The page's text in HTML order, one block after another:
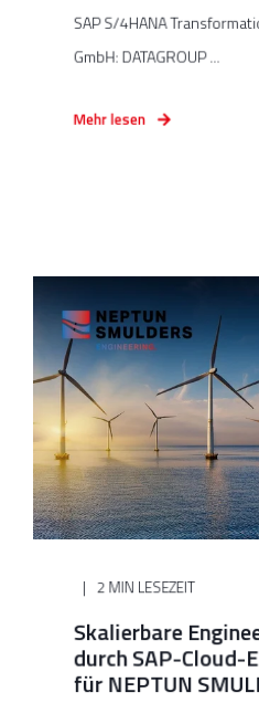
SAP S/4HANA
GmbH: DATAGROUP ...
Mehr lesen
2 MIN LESEZEIT
Skalierbare
durch SAP-Cloud-
für NEPTUN